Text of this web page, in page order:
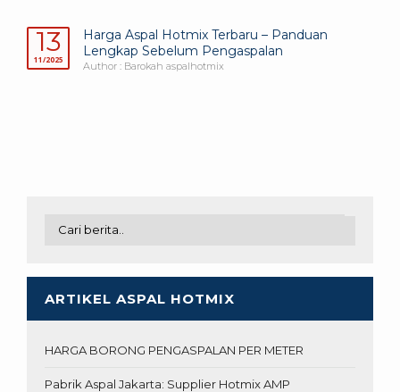
13
11/2025
Harga Aspal Hotmix Terbaru – Panduan
Lengkap Sebelum Pengaspalan
Author : Barokah aspalhotmix
ARTIKEL ASPAL HOTMIX
HARGA BORONG PENGASPALAN PER METER
Pabrik Aspal Jakarta: Supplier Hotmix AMP